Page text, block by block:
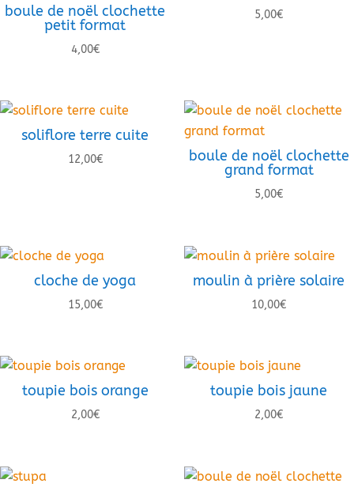
boule de noël clochette
petit format
4,00€
5,00€
soliflore terre cuite
12,00€
boule de noël clochette
grand format
5,00€
cloche de yoga
15,00€
moulin à prière solaire
10,00€
toupie bois orange
2,00€
toupie bois jaune
2,00€